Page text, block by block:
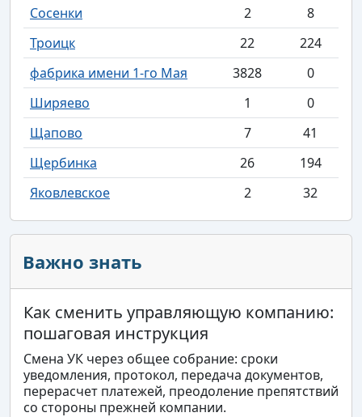
Сосенки 2
8
Троицк
22
224
фабрика имени 1-го Мая
3828
0
Ширяево
1
0
Щапово
7
41
Щербинка
26
194
Яковлевское
2 32
Важно знать
Как сменить управляющую компанию:
пошаговая инструкция
Смена УК через общее собрание: сроки
уведомления, протокол, передача документов,
перерасчет платежей, преодоление препятствий
со стороны прежней компании.